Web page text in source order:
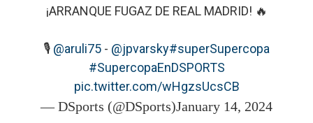
¡ARRANQUE FUGAZ DE REAL MADRID! 🔥
🎙️ @aruli75 - @jpvarsky#superSupercopa
#SupercopaEnDSPORTS
pic.twitter.com/wHgzsUcsCB
— DSports (@DSports)January 14, 2024